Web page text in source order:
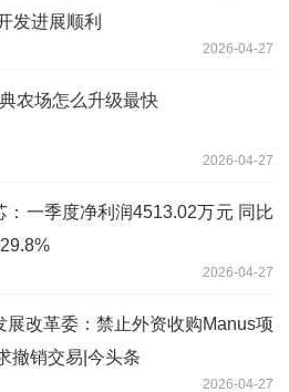
发进展顺利
2026-04-27
农场怎么升级最快
2026-04-27
：一季度净利润4513.02万元 同比
2026-04-27
展改革委：禁止外资收购Manus项
撤销交易|今头条
2026-04-27